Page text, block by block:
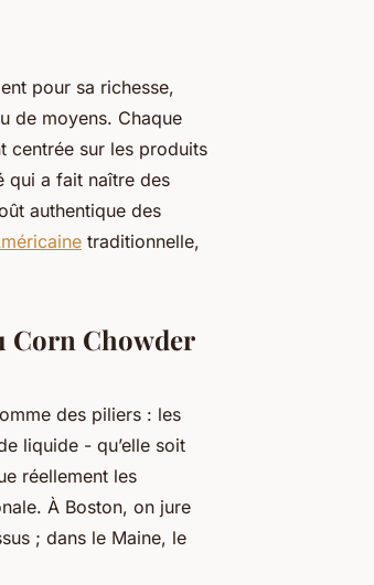
pour sa richesse,
de moyens. Chaque
centrée sur les produits
qui a fait naître des
authentique des
traditionnelle,
Corn Chowder
des piliers : les
liquide - qu’elle soit
réellement les
À Boston, on jure
; dans le Maine, le